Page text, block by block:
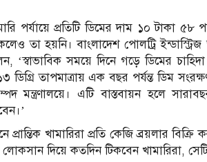
পর্যায়ে প্রতিটি ডিমের দাম ১০ টাকা ৫৮
তা হয়নি। বাংলাদেশ পোলট্রি
‘স্বাভাবিক সময়ে দিনে গড়ে ডিমের
তাপমাত্রায় এক বছর পর্যন্ত ডিম
মন্ত্রণালয়ে। এটি বাস্তবায়ন হলে
প্রান্তিক খামারিরা প্রতি কেজি ব্রয়লার
দিয়ে কতদিন টিকবেন খামারিরা,